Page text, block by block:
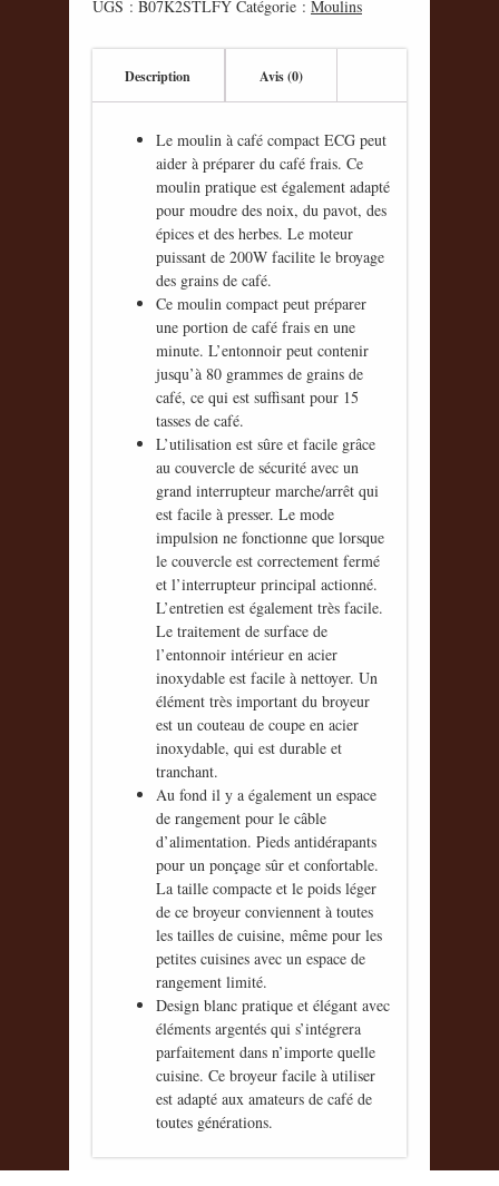
UGS : B07K2STLFY Catégorie : Moulins
Description Avis (0)
Le moulin à café compact ECG peut
aider à préparer du café frais. Ce
moulin pratique est également adapté
pour moudre des noix, du pavot, des
épices et des herbes. Le moteur
puissant de 200W facilite le broyage
des grains de café.
Ce moulin compact peut préparer
une portion de café frais en une
minute. L’entonnoir peut contenir
jusqu’à 80 grammes de grains de
café, ce qui est suffisant pour 15
tasses de café.
L’utilisation est sûre et facile grâce
au couvercle de sécurité avec un
grand interrupteur marche/arrêt qui
est facile à presser. Le mode
impulsion ne fonctionne que lorsque
le couvercle est correctement fermé
et l’interrupteur principal actionné.
L’entretien est également très facile.
Le traitement de surface de
l’entonnoir intérieur en acier
inoxydable est facile à nettoyer. Un
élément très important du broyeur
est un couteau de coupe en acier
inoxydable, qui est durable et
tranchant.
Au fond il y a également un espace
de rangement pour le câble
d’alimentation. Pieds antidérapants
pour un ponçage sûr et confortable.
La taille compacte et le poids léger
de ce broyeur conviennent à toutes
les tailles de cuisine, même pour les
petites cuisines avec un espace de
rangement limité.
Design blanc pratique et élégant avec
éléments argentés qui s’intégrera
parfaitement dans n’importe quelle
cuisine. Ce broyeur facile à utiliser
est adapté aux amateurs de café de
toutes générations.